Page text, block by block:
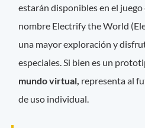
estarán disponibles en el
nombre Electrify the World
una mayor exploración y
especiales. Si bien es un
mundo virtual, representa al
de uso individual.